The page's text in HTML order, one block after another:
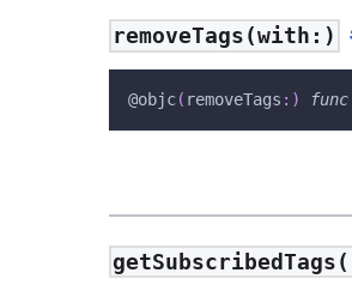
removeTags(with:)
@objc( removeTags : ) func